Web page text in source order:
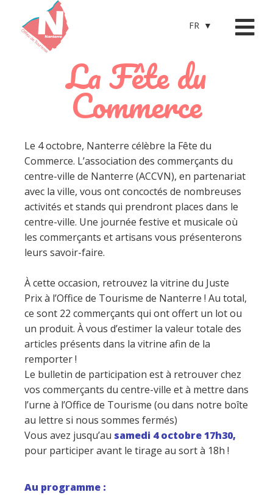
FR
La Fête du
Commerce
Le 4 octobre, Nanterre célèbre la Fête du
Commerce. L’association des commerçants du
centre-ville de Nanterre (ACCVN), en partenariat
avec la ville, vous ont concoctés de nombreuses
activités et stands qui prendront places dans le
centre-ville. Une journée festive et musicale où
les commerçants et artisans vous présenterons
leurs savoir-faire.
À cette occasion, retrouvez la vitrine du Juste
Prix à l’Office de Tourisme de Nanterre ! Au total,
ce sont 22 commerçants qui ont offert un lot ou
un produit. À vous d’estimer la valeur totale des
articles présents dans la vitrine afin de la
remporter !
Le bulletin de participation est à retrouver chez
vos commerçants du centre-ville et à mettre dans
l’urne à l’Office de Tourisme (ou dans notre boîte
au lettre si nous sommes fermés)
Vous avez jusqu’au samedi 4 octobre 17h30,
pour participer avant le tirage au sort à 18h !
Au programme :